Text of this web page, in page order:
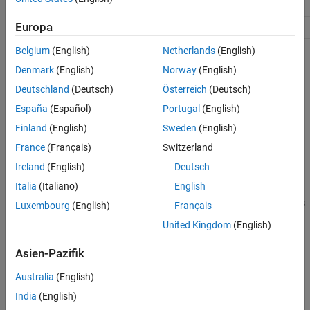
3
Topics
Set Up Virtual Machine
Install ROS 2 and Dependencies
Install ROS 2 packages and dependencies necessary for working
Set Up URSim Offline Simulator for ROS 2
Setup instructions for the URSim simulator from Universal Robots
Europa
Belgium (English)
Denmark (English)
Deutschland (Deutsch)
España (Español)
Finland (English)
France (Français)
Ireland (English)
Italia (Italiano)
Luxembourg (English)
Netherlands(English)
Norway(English)
Österreich (Deutsch)
Portugal (English)
Sweden (English)
Switzerland
Deutsch
English
Français
United Kingdom(English)
Asien-Pazifik
Australia (English)
India (English)